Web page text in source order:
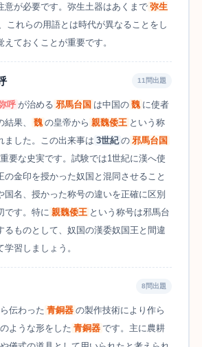
意が必要です。弥生土器はあくまで 弥生
これらの用語とは時代が異なることをし
えておくことが重要です。
11問出題
呼 が治める 邪馬台国 は中国の 魏 に使者
果、
魏 の皇帝から 親魏倭王 という称
ました。この出来事は 3世紀 の 邪馬台国
要な史実です。試験では1世紀に漢へ使
の金印を授かった奴国と混同させること
国名、授かった称号の違いを正確に区別
です。特に 親魏倭王 という称号は邪馬台
るものとして、奴国の漢委奴国王と間違
習しましょう。
8問出題
伝わった 青銅器 の製作技術により作ら
ような形をした 青銅器 です。主に農耕